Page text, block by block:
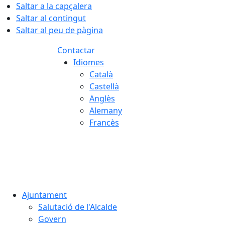
Saltar a la capçalera
Saltar al contingut
Saltar al peu de pàgina
Contactar
Idiomes
Català
Castellà
Anglès
Alemany
Francès
Ajuntament
Salutació de l'Alcalde
Govern